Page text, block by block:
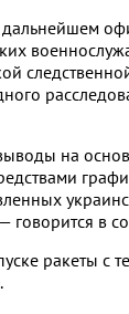
на
говорится в
ракеты с